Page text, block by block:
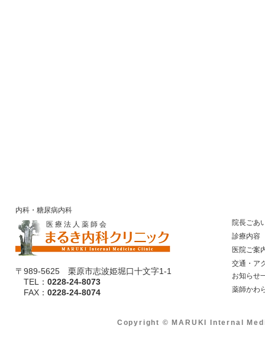
内科・糖尿病内科
医 療 法 人 薬 師 会
〒989-5625 栗原市志波姫堀口十文字1-1
TEL： 0228-24-8073
​ FAX： 0228-24-8074
院長ごあ
診療内容
医院ご案
交通・ア
お知らせ
薬師かわ
Copyright © MARUKI Internal